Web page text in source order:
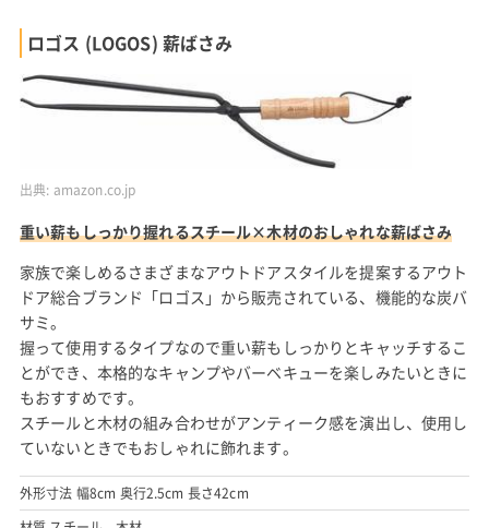
ロゴス (LOGOS) 薪ばさみ
出典: amazon.co.jp
重い薪もしっかり握れるスチール×木材のおしゃれな薪ばさみ
家族で楽しめるさまざまなアウトドアスタイルを提案するアウト
ドア総合ブランド「ロゴス」から販売されている、機能的な炭バ
サミ。
握って使用するタイプなので重い薪もしっかりとキャッチするこ
とができ、本格的なキャンプやバーベキューを楽しみたいときに
もおすすめです。
スチールと木材の組み合わせがアンティーク感を演出し、使用し
ていないときでもおしゃれに飾れます。
外形寸法 幅8cm 奥行2.5cm 長さ42cm